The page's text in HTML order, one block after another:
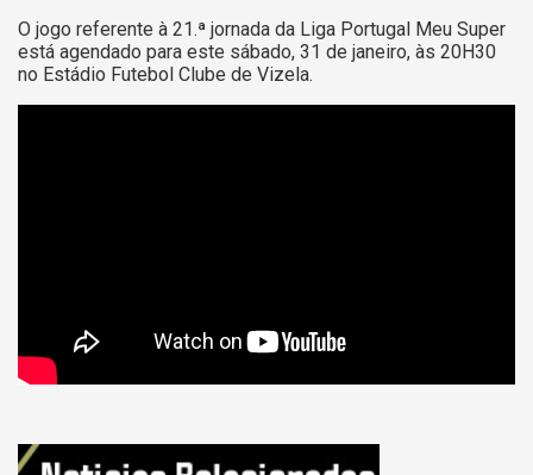
O jogo referente à 21.ª jornada da Liga Portugal Meu Super
está agendado para este sábado, 31 de janeiro, às 20H30
no Estádio Futebol Clube de Vizela.